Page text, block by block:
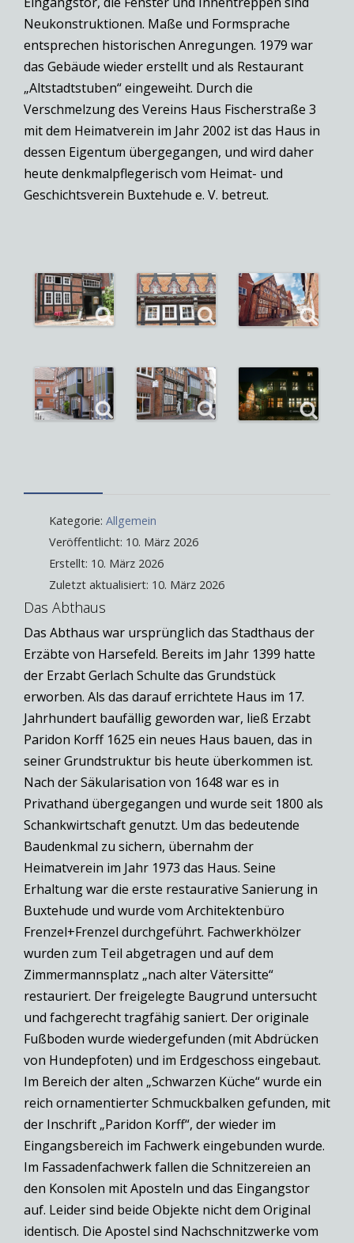
Neukonstruktionen. Maße und Formsprache
entsprechen historischen Anregungen. 1979 war
das Gebäude wieder erstellt und als Restaurant
„Altstadtstuben“ eingeweiht. Durch die
Verschmelzung des Vereins Haus Fischerstraße 3
mit dem Heimatverein im Jahr 2002 ist das Haus in
dessen Eigentum übergegangen, und wird daher
heute denkmalpflegerisch vom Heimat- und
Geschichtsverein Buxtehude e. V. betreut.
Kategorie: Allgemein
Veröffentlicht: 10. März 2026
Erstellt: 10. März 2026
Zuletzt aktualisiert: 10. März 2026
Das Abthaus
Das Abthaus war ursprünglich das Stadthaus der
Erzäbte von Harsefeld. Bereits im Jahr 1399 hatte
der Erzabt Gerlach Schulte das Grundstück
erworben. Als das darauf errichtete Haus im 17.
Jahrhundert baufällig geworden war, ließ Erzabt
Paridon Korff 1625 ein neues Haus bauen, das in
seiner Grundstruktur bis heute überkommen ist.
Nach der Säkularisation von 1648 war es in
Privathand übergegangen und wurde seit 1800 als
Schankwirtschaft genutzt. Um das bedeutende
Baudenkmal zu sichern, übernahm der
Heimatverein im Jahr 1973 das Haus. Seine
Erhaltung war die erste restaurative Sanierung in
Buxtehude und wurde vom Architektenbüro
Frenzel+Frenzel durchgeführt. Fachwerkhölzer
wurden zum Teil abgetragen und auf dem
Zimmermannsplatz „nach alter Vätersitte“
restauriert. Der freigelegte Baugrund untersucht
und fachgerecht tragfähig saniert. Der originale
Fußboden wurde wiedergefunden (mit Abdrücken
von Hundepfoten) und im Erdgeschoss eingebaut.
Im Bereich der alten „Schwarzen Küche“ wurde ein
reich ornamentierter Schmuckbalken gefunden, mit
der Inschrift „Paridon Korff“, der wieder im
Eingangsbereich im Fachwerk eingebunden wurde.
Im Fassadenfachwerk fallen die Schnitzereien an
den Konsolen mit Aposteln und das Eingangstor
auf. Leider sind beide Objekte nicht dem Original
identisch. Die Apostel sind Nachschnitzwerke vom